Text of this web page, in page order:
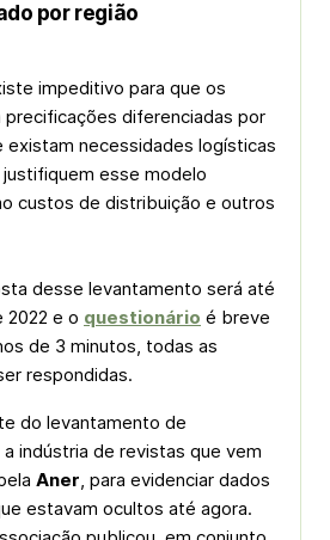
por região
impeditivo para que os
diferenciadas por
existam necessidades logísticas
esse modelo
custos de distribuição e outros
desse levantamento será até
2022 e o questionário é breve
de 3 minutos, todas as
respondidas.
do levantamento de
indústria de revistas que vem
Aner, para evidenciar dados
estavam ocultos até agora.